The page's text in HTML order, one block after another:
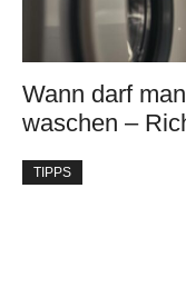
Wann darf
waschen –
TIPPS